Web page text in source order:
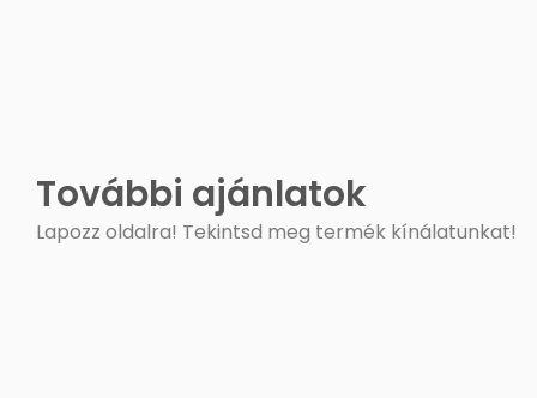
További ajánlatok
Lapozz oldalra! Tekintsd meg termék kínálatunkat!